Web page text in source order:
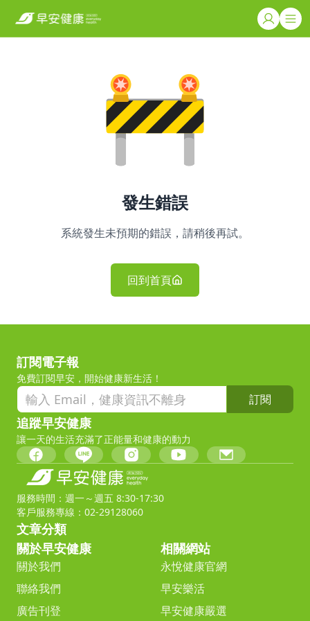
發生錯誤
系統發生未預期的錯誤，請稍後再試。
回到首頁
訂閱電子報
免費訂閱早安，開始健康新生活！
訂閱
追蹤早安健康
讓一天的生活充滿了正能量和健康的動力
服務時間：週一～週五 8:30-17:30
客戶服務專線：02-29128060
文章分類
關於早安健康
關於我們
聯絡我們
廣告刊登
相關網站
永悅健康官網
早安樂活
早安健康嚴選